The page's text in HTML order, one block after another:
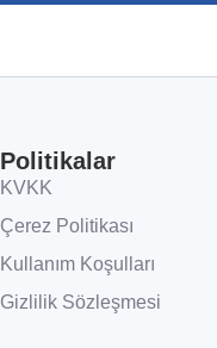
Politikalar
KVKK
Çerez Politikası
Kullanım Koşulları
Gizlilik Sözleşmesi